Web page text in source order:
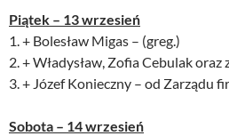
Piątek – 13 wrzesień
1. + Bolesław Migas – (greg.)
2. + Władysław, Zofia Cebulak oraz
3. + Józef Konieczny – od Zarządu
Sobota – 14 wrzesień